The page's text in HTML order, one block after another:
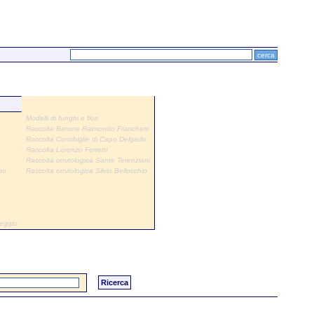
Modelli di funghi e fiori
Raccolta Barone Raimondo Franchetti
Raccolta Conchiglie di Capo Delgado
Raccolta Lorenzo Ferretti
Raccolta ornitologica Sante Terenziani
Raccolta ornitologica Silvio Bellocchio